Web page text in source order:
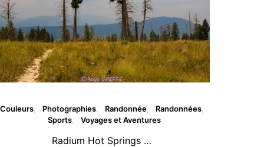
Couleurs Photographies Randonnée
Randonnées
Sports
Voyages et Aventures
Radium Hot Springs …